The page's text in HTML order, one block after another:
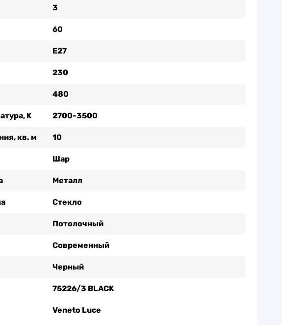
3
60
Е27
230
480
K 2700-3500
кв. м 10
Шар
Металл
Стекло
Потолочный
Современный
Черный
75226/3 BLACK
Veneto Luce